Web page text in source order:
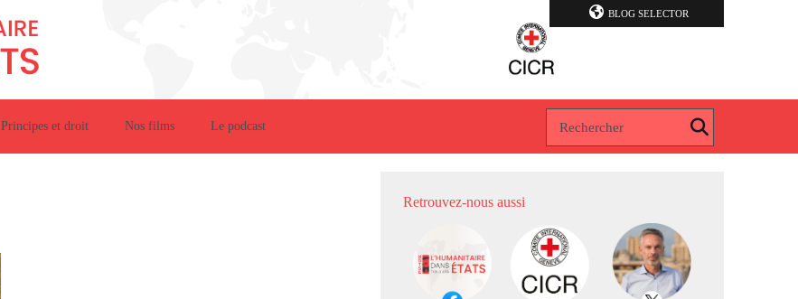
BLOG SELECTOR
Principes et droit Nos films Le podcast
Retrouvez-nous aussi